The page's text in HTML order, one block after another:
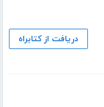
دریافت از کتابراه